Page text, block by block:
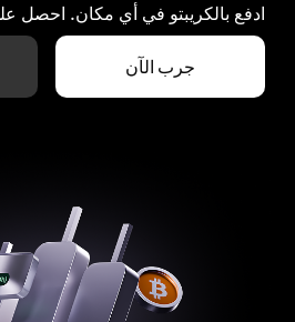
ادفع بالكريبتو في أي مكان. احصل على
جرب الآن